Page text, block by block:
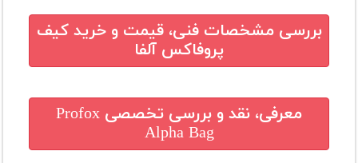
بررسی مشخصات فنی، قیمت و خریدکیف
پروفاکس آلفا
معرفی، نقد و بررسی تخصصی Profox
Alpha Bag